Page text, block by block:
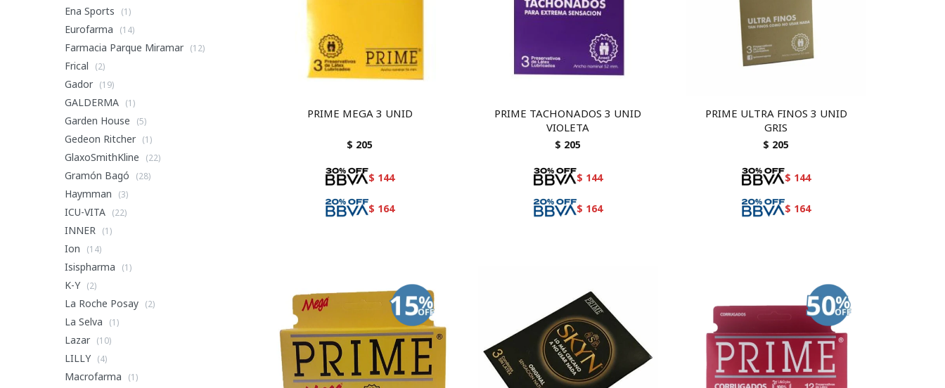
PRIME MEGA 3 UNID
$ 205
$ 144
$ 164
PRIME TACHONADOS 3 UNID
VIOLETA
$ 205
$ 144
$ 164
PRIME ULTRA FINOS 3 UNID
GRIS
$ 205
$ 144
$ 164
Ena Sports (1)
Eurofarma (14)
Farmacia Parque Miramar (12)
Frical (2)
Gador (19)
GALDERMA (1)
Garden House (5)
Gedeon Ritcher (1)
GlaxoSmithKline (22)
Gramón Bagó (28)
Haymman (3)
ICU-VITA (22)
INNER (1)
Ion (14)
Isispharma (1)
K-Y (2)
La Roche Posay (2)
La Selva (1)
Lazar (10)
LILLY (4)
Macrofarma (1)